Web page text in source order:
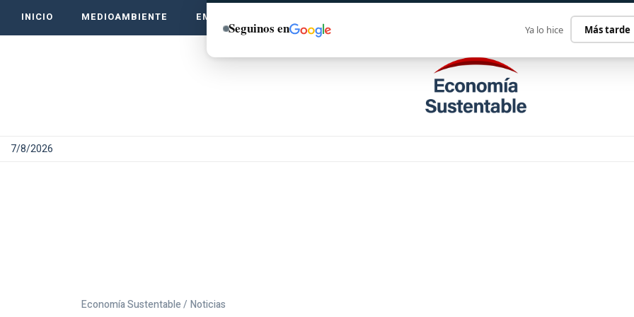
INICIO MEDIOAMBIENTE EMPRENDE VERDE
7/8/2026
Economía Sustentable / Noticias
Seguinos en Ya lo hice Más tarde